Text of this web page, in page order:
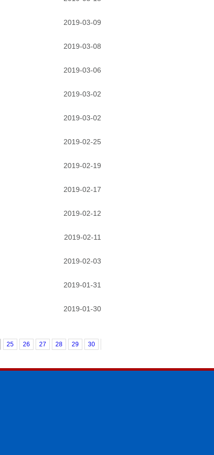
2019-03-09
2019-03-08
2019-03-06
2019-03-02
2019-03-02
2019-02-25
2019-02-19
2019-02-17
2019-02-12
2019-02-11
2019-02-03
2019-01-31
2019-01-30
25 26 27 28 29 30